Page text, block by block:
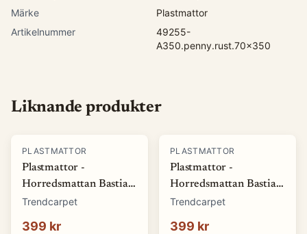
Märke
Plastmattor
Artikelnummer
49255-
A350.penny.rust.70x350
Liknande produkter
PLASTMATTOR
Plastmattor -
Horredsmattan Bastian
(grön) (Storlek: 70 x 50
Trendcarpet
399 kr
PLASTMATTOR
Plastmattor -
Horredsmattan Bastian
(röd) (Storlek: 70 x 50
Trendcarpet
399 kr